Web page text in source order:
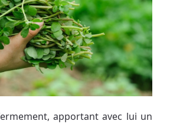
apportant avec lui un